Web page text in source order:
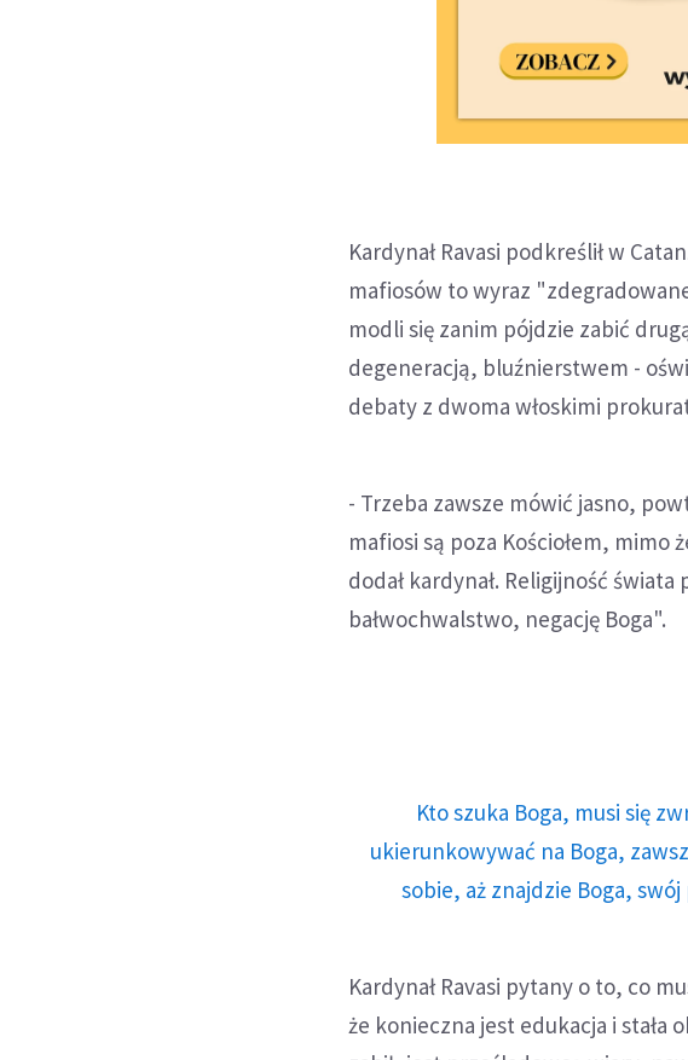
Kardynał Ravasi podkreślił w
mafiosów to wyraz
modli się zanim pójdzie zabić
degeneracją, bluźnierstwem -
debaty z dwoma włoskimi
- Trzeba zawsze mówić jasno,
mafiosi są poza Kościołem, mimo
dodał kardynał. Religijność
bałwochwalstwo, negację Boga".
Kto szuka Boga, musi się
ukierunkowywać na Boga,
sobie, aż znajdzie Boga,
Kardynał Ravasi pytany o to, co
że konieczna jest edukacja i stała